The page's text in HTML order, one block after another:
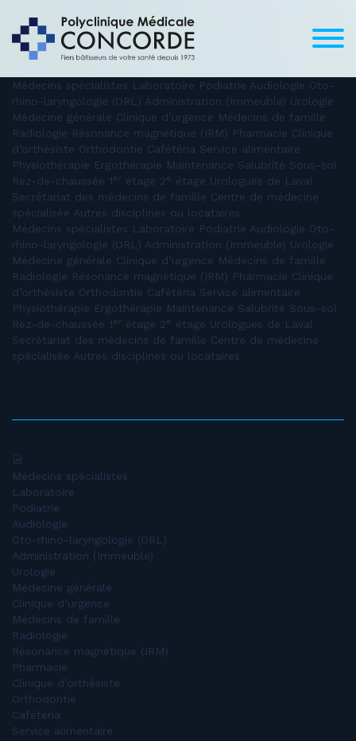
Médecins spécialistes Laboratoire Podiatrie Audiologie Oto-
rhino-laryngologie (ORL) Administration (Immeuble) Urologie
Médecine générale Clinique d’urgence Médecins de famille
Radiologie Résonance magnétique (IRM) Pharmacie Clinique
d’orthésiste Orthodontie Cafétéria Service alimentaire
Physiothérapie Ergothérapie Maintenance Salubrité Sous-sol
Rez-de-chaussée 1er étage 2e étage Urologues de Laval
Secrétariat des médecins de famille Centre de médecine
spécialisée Autres disciplines ou locataires
Médecins spécialistes Laboratoire Podiatrie Audiologie Oto-
rhino-laryngologie (ORL) Administration (Immeuble) Urologie
Médecine générale Clinique d’urgence Médecins de famille
Radiologie Résonance magnétique (IRM) Pharmacie Clinique
d’orthésiste Orthodontie Cafétéria Service alimentaire
Physiothérapie Ergothérapie Maintenance Salubrité Sous-sol
Rez-de-chaussée 1er étage 2e étage Urologues de Laval
Secrétariat des médecins de famille Centre de médecine
spécialisée Autres disciplines ou locataires
Médecins spécialistes
Laboratoire
Podiatrie
Audiologie
Oto-rhino-laryngologie (ORL)
Administration (Immeuble)
Urologie
Médecine générale
Clinique d’urgence
Médecins de famille
Radiologie
Résonance magnétique (IRM)
Pharmacie
Clinique d’orthésiste
Orthodontie
Cafétéria
Service alimentaire